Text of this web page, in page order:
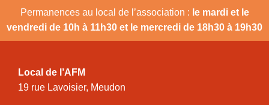
Permanences au local de l’association : le mardi et le
vendredi de 10h à 11h30 et le mercredi de 18h30 à 19h30
Local de l’AFM
19 rue Lavoisier, Meudon